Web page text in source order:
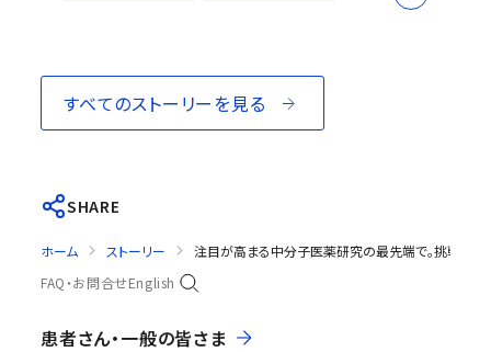
すべてのストーリーを見る
SHARE
ホーム ストーリー
注目が高まる中分子医薬研究の最先端で。挑戦者を
FAQ・お問合せEnglish
患者さん・一般の皆さま